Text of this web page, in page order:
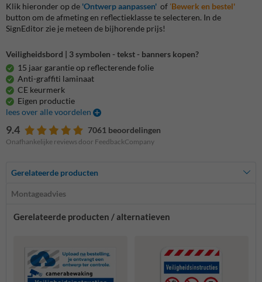
Klik hieronder op de 'Ontwerp aanpassen' of 'Bewerk en bestel'
button om de afmeting en reflectieklasse te selecteren. In de
SignEditor zie je meteen de bijhorende prijs!
Veiligheidsbord | 3 symbolen - tekst - banners kopen?
15 jaar garantie op reflecterende folie
Anti-graffiti laminaat
CE keurmerk
Eigen productie
lees over alle voordelen
9.4 7061 beoordelingen
Onafhankelijke reviews door FeedbackCompany
Gerelateerde producten
Montageadvies
Gerelateerde producten / alternatieven